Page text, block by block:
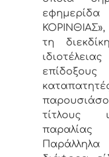
τη
τίτλους